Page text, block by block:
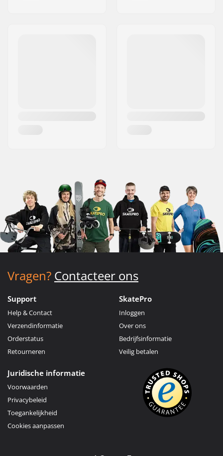
Vragen? Contacteer ons
Support
Help & Contact
Verzendinformatie
Orderstatus
Retourneren
SkatePro
Inloggen
Over ons
Bedrijfsinformatie
Veilig betalen
Juridische informatie
Voorwaarden
Privacybeleid
Toegankelijkheid
Cookies aanpassen